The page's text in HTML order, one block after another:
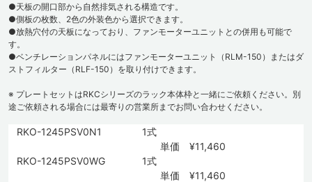
●天板の開口部から自然排気される構造です。
●側板の枚数、2色の外装色から選択できます。
●放熱穴付の天板になっており、ファンモーターユニットとの併用も可能で
す。
●ベンチレーションパネルにはファンモーターユニット（RLM-150）またはダ
ストフィルター（RLF-150）を取り付けできます。
※ プレートセットはRKCシリーズのラック本体枠と一緒にご依頼ください。別
途ご依頼される場合には最寄りの営業所までお問い合わせください。
RKO-1245PSV0N1
1式
単価 ¥11,460
RKO-1245PSV0WG
1式
単価 ¥11,460